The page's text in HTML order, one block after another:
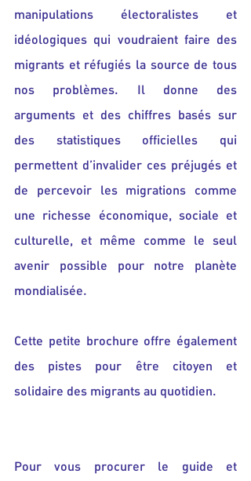
manipulations électoralistes et
idéologiques qui voudraient faire des
migrants et réfugiés la source de tous
nos problèmes. Il donne des
arguments et des chiffres basés sur
des statistiques officielles qui
permettent d’invalider ces préjugés et
de percevoir les migrations comme
une richesse économique, sociale et
culturelle, et même comme le seul
avenir possible pour notre planète
mondialisée.
Cette petite brochure offre également
des pistes pour être citoyen et
solidaire des migrants au quotidien.
Pour vous procurer le guide et